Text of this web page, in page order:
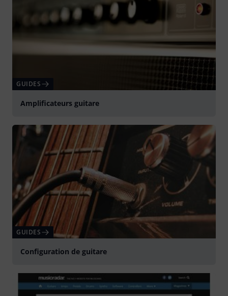
GUIDES
Amplificateurs guitare
GUIDES
Configuration de guitare